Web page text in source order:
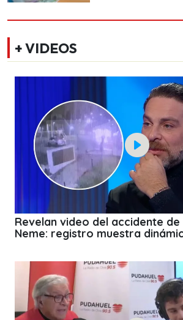
+ VIDEOS
Revelan video del accidente
Neme: registro muestra